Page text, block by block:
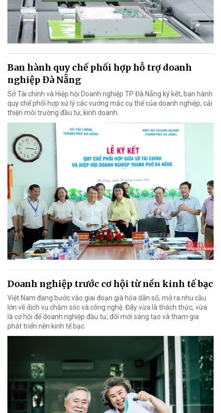
Ban hành quy chế phối hợp hỗ trợ doanh
nghiệp Đà Nẵng
Sở Tài chính và Hiệp hội Doanh nghiệp TP Đà Nẵng ký kết, ban hành
quy chế phối hợp xử lý các vướng mắc cụ thể của doanh nghiệp, cải
thiện môi trường đầu tư, kinh doanh.
Doanh nghiệp trước cơ hội từ nền kinh tế bạc
Việt Nam đang bước vào giai đoạn già hóa dân số, mở ra nhu cầu
lớn về dịch vụ chăm sóc và công nghệ. Đây vừa là thách thức, vừa
là cơ hội để doanh nghiệp đầu tư, đổi mới sáng tạo và tham gia
phát triển nền kinh tế bạc.